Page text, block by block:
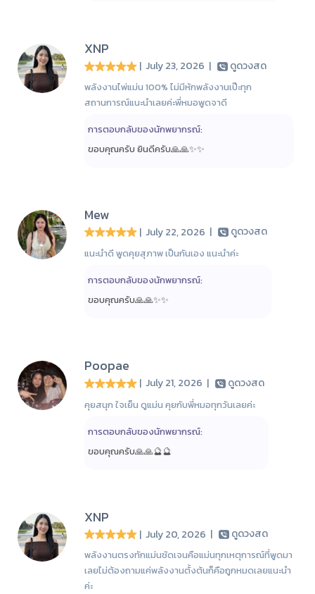
XNP
| July 23, 2026 | ดูดวงสด
พลังงานไพ่แม่น 100% ไม่มีหักพลังงานเป๊ะทุก
สถานการณ์แนะนำเลยค่ะพี่หมอพูดจาดี
การตอบกลับของนักพยากรณ์:
ขอบคุณครับ ยินดีครับ🙏🙏✨️✨️
Mew
| July 22, 2026 | ดูดวงสด
แนะนำดี พูดคุยสุภาพ เป็นกันเอง แนะนำค่ะ
การตอบกลับของนักพยากรณ์:
ขอบคุณครับ🙏🙏✨️✨️
Poopae
| July 21, 2026 | ดูดวงสด
คุยสนุก ใจเย็น ดูแม่น คุยกับพี่หมอทุกวันเลยค่ะ
การตอบกลับของนักพยากรณ์:
ขอบคุณครับ🙏🙏🔮🔮
XNP
| July 20, 2026 | ดูดวงสด
พลังงานตรงทักแม่นชัดเจนคือแม่นทุกเหตุการณ์ที่พูดมา
เลยไม่ต้องถามแค่พลังงานตั้งต้นก็คือถูกหมดเลยแนะนำ
ค่ะ